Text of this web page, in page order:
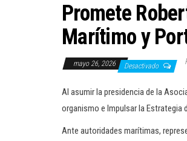
Promete
Marítimo y
mayo 26, 2026 Desactivado
Al asumir la presidencia de la
organismo e Impulsar la
Ante autoridades marítimas,